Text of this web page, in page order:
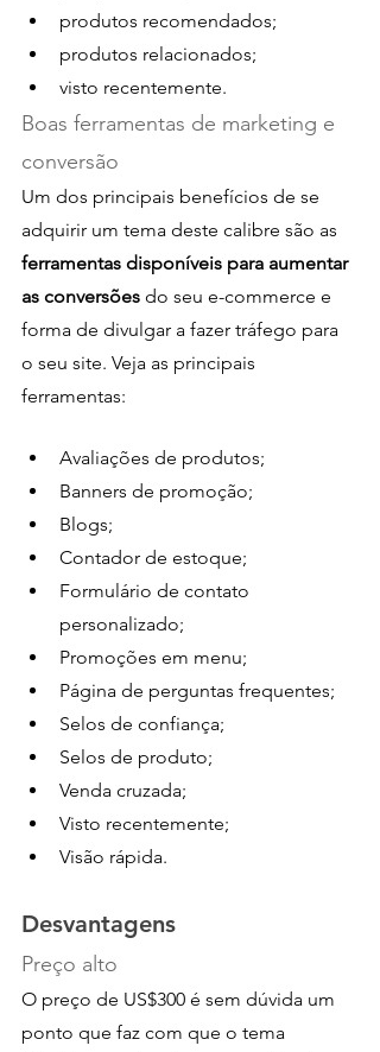
produtos recomendados;
produtos relacionados;
visto recentemente.
Boas ferramentas de marketing e
conversão
Um dos principais benefícios de se
adquirir um tema deste calibre são as
ferramentas disponíveis para aumentar
as conversões do seu e-commerce e
forma de divulgar a fazer tráfego para
o seu site. Veja as principais
ferramentas:
Avaliações de produtos;
Banners de promoção;
Blogs;
Contador de estoque;
Formulário de contato
personalizado;
Promoções em menu;
Página de perguntas frequentes;
Selos de confiança;
Selos de produto;
Venda cruzada;
Visto recentemente;
Visão rápida.
Desvantagens
Preço alto
O preço de US$300 é sem dúvida um
ponto que faz com que o tema